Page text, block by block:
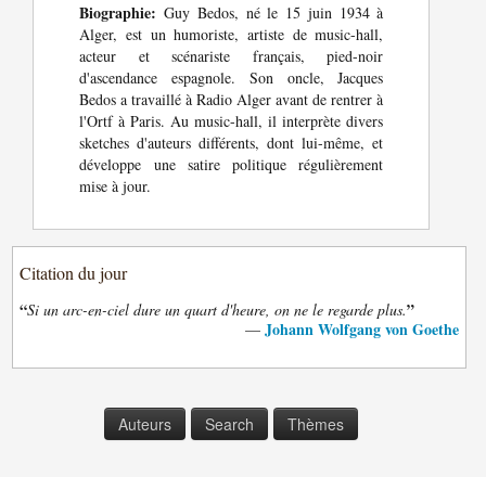
Biographie: Guy Bedos, né le 15 juin 1934 à
Alger, est un humoriste, artiste de music-hall,
acteur et scénariste français, pied-noir
d'ascendance espagnole. Son oncle, Jacques
Bedos a travaillé à Radio Alger avant de rentrer à
l'Ortf à Paris. Au music-hall, il interprète divers
sketches d'auteurs différents, dont lui-même, et
développe une satire politique régulièrement
mise à jour.
Citation du jour
“Si un arc-en-ciel dure un quart d'heure, on ne le regarde plus.”
— Johann Wolfgang von Goethe
Auteurs Search Thèmes